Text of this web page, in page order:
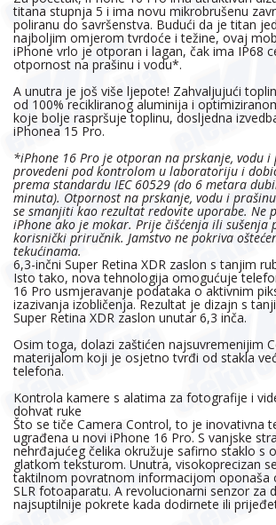
titana stupnja 5 i ima novu mikrobrušenu
poliranu do savršenstva. Budući da je titan
najboljim omjerom tvrdoće i težine, ovaj
iPhone vrlo je otporan i lagan, čak ima IP68
otpornost na prašinu i vodu*.
A unutra je još više ljepote! Zahvaljujući
od 100% recikliranog aluminija i
koje bolje raspršuje toplinu, dosljedna
iPhonea 15 Pro.
*iPhone 16 Pro je otporan na prskanje, vodu i
provedeni pod kontrolom u laboratoriju i
prema standardu IEC 60529 (do 6 metara
minuta). Otpornost na prskanje, vodu i
se smanjiti kao rezultat redovite uporabe. Ne
iPhone ako je mokar. Prije čišćenja ili sušenja
korisnički priručnik. Jamstvo ne pokriva
tekućinama.
6,3-inčni Super Retina XDR zaslon s tanjim
Isto tako, nova tehnologija omogućuje
16 Pro usmjeravanje podataka o aktivnim
izazivanja izobličenja. Rezultat je dizajn s
Super Retina XDR zaslon unutar 6,3 inča.
Osim toga, dolazi zaštićen najsuvremenijim
materijalom koji je osjetno tvrđi od stakla
telefona.
Kontrola kamere s alatima za fotografije i
dohvat ruke
Što se tiče Camera Control, to je inovativna
ugrađena u novi iPhone 16 Pro. S vanjske
nehrđajućeg čelika okružuje safirno staklo s
glatkom teksturom. Unutra, visokoprecizan
taktilnom povratnom informacijom oponaša
SLR fotoaparatu. A revolucionarni senzor za
najsuptilnije pokrete kada dodirnete ili